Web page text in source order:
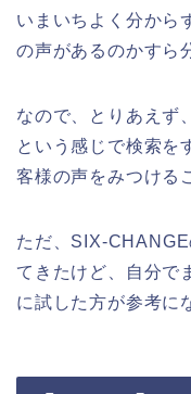
いまいちよく分から
の声があるのかすら
なので、とりあえ
という感じで検索を
客様の声をみつける
ただ、SIX-
てきたけど、自分で
に試した方が参考に